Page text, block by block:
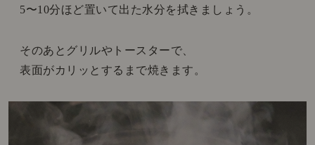
5〜10分ほど置いて出た水分を拭きましょう。
そのあとグリルやトースターで、
表面がカリッとするまで焼きます。